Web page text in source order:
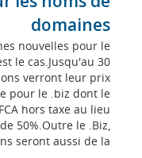
domaines
nouvelles pour le
le cas.Jusqu'au 30
verront leur prix
pour le .biz dont le
hors taxe au lieu
50%.Outre le .Biz,
seront aussi de la ...